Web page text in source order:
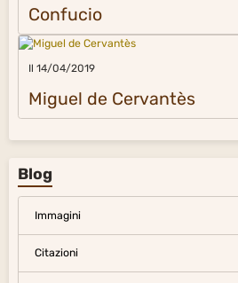
Confucio
Il 14/04/2019
Miguel de Cervantès
Blog
Immagini
Citazioni